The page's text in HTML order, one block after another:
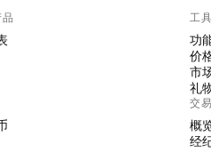
工
功
价
市
礼
交易
概
经